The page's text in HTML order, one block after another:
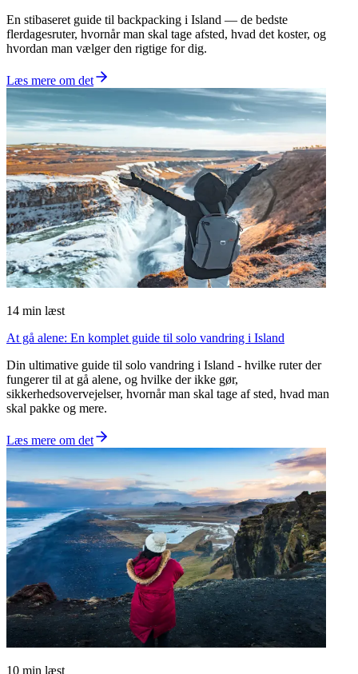
En stibaseret guide til backpacking i Island — de bedste
flerdagesruter, hvornår man skal tage afsted, hvad det koster, og
hvordan man vælger den rigtige for dig.
Læs mere om det
14 min læst
At gå alene: En komplet guide til solo vandring i Island
Din ultimative guide til solo vandring i Island - hvilke ruter der
fungerer til at gå alene, og hvilke der ikke gør,
sikkerhedsovervejelser, hvornår man skal tage af sted, hvad man
skal pakke og mere.
Læs mere om det
10 min læst